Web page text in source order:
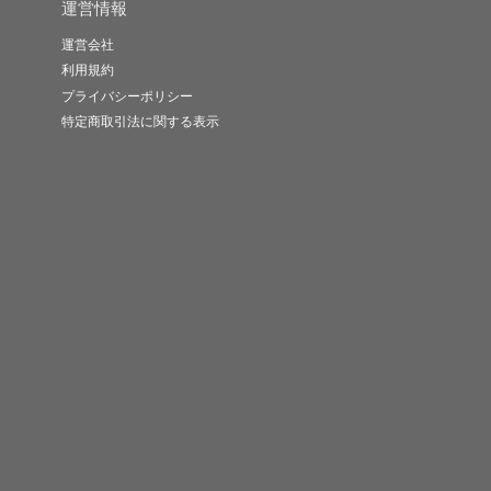
運営情報
運営会社
利用規約
プライバシーポリシー
特定商取引法に関する表示